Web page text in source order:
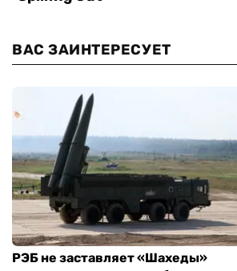
ВАС ЗАИНТЕРЕСУЕТ
РЭБ не заставляет «Шахеды»